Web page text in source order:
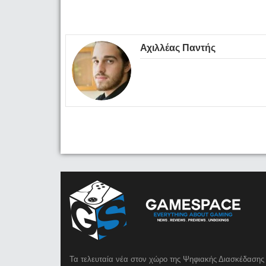
Αχιλλέας Παντής
Τα τελευταία νέα στον χώρο της Ψηφιακής Διασκέδασης